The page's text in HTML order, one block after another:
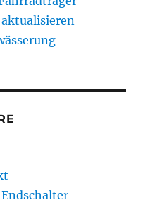
aktualisieren